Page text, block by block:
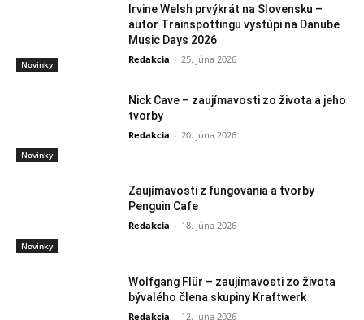
Novinky
Irvine Welsh prvýkrát na Slovensku –
autor Trainspottingu vystúpi na Danube
Music Days 2026
Redakcia - 25. júna 2026
Novinky
Nick Cave – zaujímavosti zo života a jeho
tvorby
Redakcia - 20. júna 2026
Novinky
Zaujímavosti z fungovania a tvorby
Penguin Cafe
Redakcia - 18. júna 2026
Wolfgang Flür – zaujímavosti zo života
bývalého člena skupiny Kraftwerk
Redakcia - 12. júna 2026